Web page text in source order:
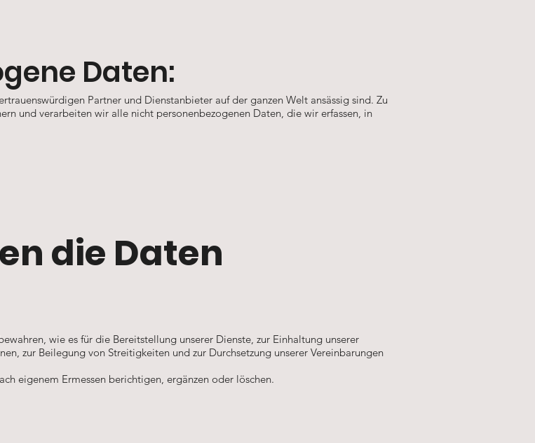
Daten:
Partner und Dienstanbieter auf der ganzen Welt ansässig sind. Zu
und verarbeiten wir alle nicht personenbezogenen Daten, die wir erfassen, in
die Daten
wie es für die Bereitstellung unserer Dienste, zur Einhaltung unserer
zur Beilegung von Streitigkeiten und zur Durchsetzung unserer Vereinbarungen
eigenem Ermessen berichtigen, ergänzen oder löschen.